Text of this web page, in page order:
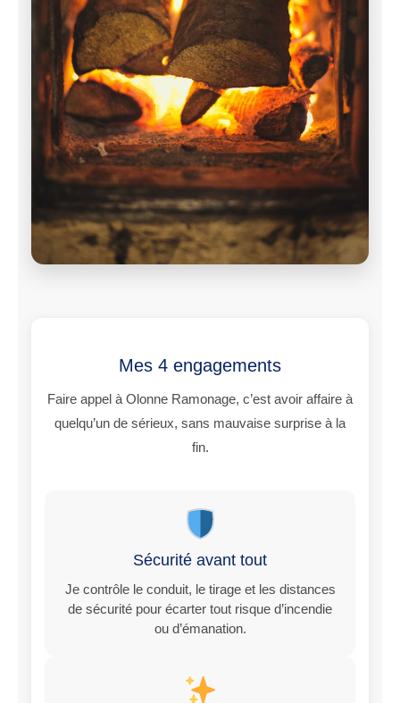
Mes 4 engagements
Faire appel à Olonne Ramonage, c’est avoir affaire à
quelqu’un de sérieux, sans mauvaise surprise à la
fin.
Sécurité avant tout
Je contrôle le conduit, le tirage et les distances
de sécurité pour écarter tout risque d’incendie
ou d’émanation.